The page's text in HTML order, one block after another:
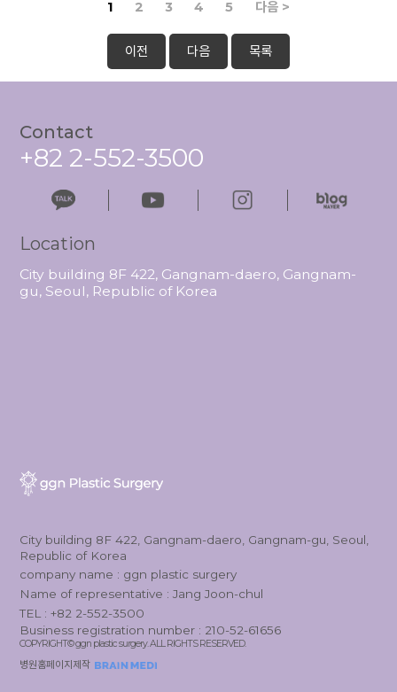
1 2 3 4 5 다음 >
이전 다음 목록
Contact
+82 2-552-3500
Location
City building 8F 422, Gangnam-daero, Gangnam-
gu, Seoul, Republic of Korea
City building 8F 422, Gangnam-daero, Gangnam-gu, Seoul,
Republic of Korea
company name : ggn plastic surgery
Name of representative : Jang Joon-chul
TEL : +82 2-552-3500
Business registration number : 210-52-61656
COPYRIGHT© ggn plastic surgery. ALL RIGHTS RESERVED.
병원홈페이지제작